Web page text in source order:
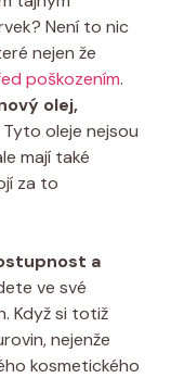
‌Není to nic​
​nejen že​
poškozením.​
olej,
Tyto oleje⁤ nejsou
mají ​také⁤
za to
a
ve své
Když⁣ si ⁤totiž
nejenže
kosmetického